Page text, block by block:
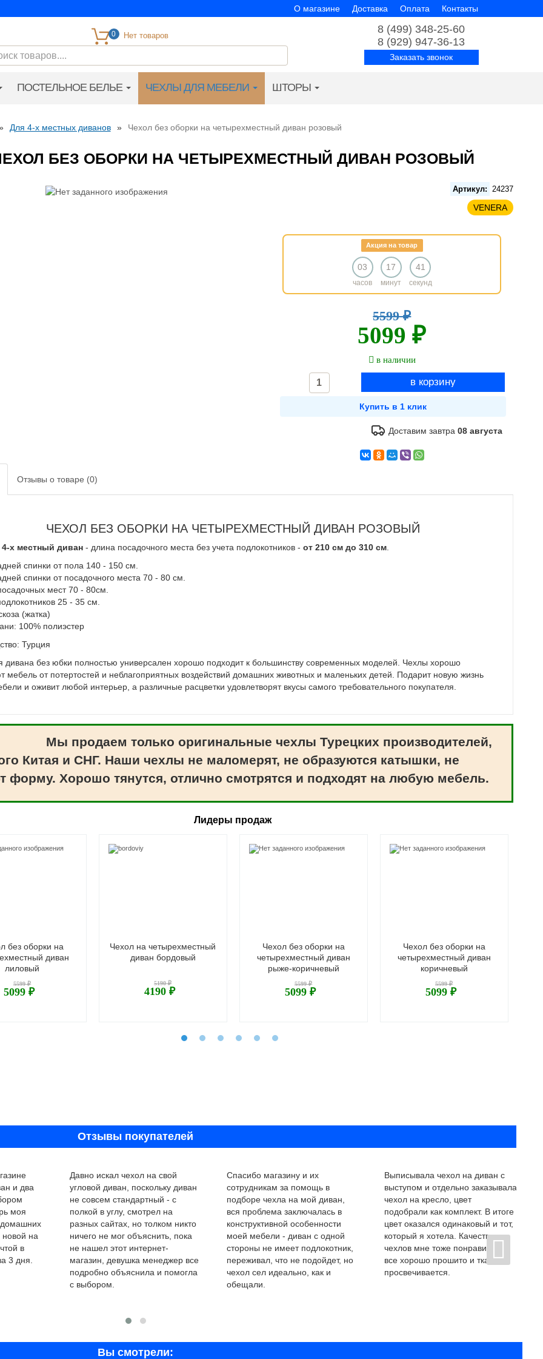
О магазине Доставка Оплата Контакты
0
8 (499) 348-25-60
8 (929) 947-36-13
Заказать звонок
ПОСТЕЛЬНОЕ БЕЛЬЕ ЧЕХЛЫ ДЛЯ МЕБЕЛИ ШТОРЫ
Для 4-х местных диванов » Чехол без оборки на четырехместный диван розовый
БЕЗ ОБОРКИ НА ЧЕТЫРЕХМЕСТНЫЙ ДИВАН РОЗОВЫЙ
Артикул: 24237
VENERA
Акция на товар
03
часов
17
минут
40
секунд
5599 ₽
5099 ₽
в наличии
Доставим завтра08 августа
Отзывы о товаре (0)
ЧЕХОЛ БЕЗ ОБОРКИ НА ЧЕТЫРЕХМЕСТНЫЙ ДИВАН РОЗОВЫЙ
4-х местный диван- длина посадочного места без учета подлокотников - от 210 см до 310 см.
спинки от пола 140 - 150 см.
спинки от посадочного места 70 - 80 см.
мест 70 - 80см.
25 - 35 см.
(жатка)
100% полиэстер
Турция
дивана без юбки полностью универсален хорошо подходит к большинству современных моделей. Чехлы хорошо
от потертостей и неблагоприятных воздействий домашних животных и маленьких детей. Подарит новую жизнь
и оживит любой интерьер, а различные расцветки удовлетворят вкусы самого требовательного покупателя.
Мы продаем только оригинальные чехлы Турецких производителей,
Китая и СНГ. Наши чехлы не маломерят, не образуются катышки, не
форму. Хорошо тянутся, отлично смотрятся и подходят на любую мебель.
Лидеры продаж
без оборки на
диван
лиловый
5599 ₽
5099 ₽
Чехол на четырехместный
диван бордовый
5190 ₽
4190 ₽
Чехол без оборки на
четырехместный диван
рыже-коричневый
5599 ₽
5099 ₽
Чехол без оборки на
четырехместный диван
коричневый
5599 ₽
5099 ₽
Отзывы покупателей
и два
моя
новой на
в
3 дня.
Давно искал чехол на свой
угловой диван, поскольку диван
не совсем стандартный - с
полкой в углу, смотрел на
разных сайтах, но толком никто
ничего не мог объяснить, пока
не нашел этот интернет-
магазин, девушка менеджер все
подробно объяснила и помогла
с выбором.
Спасибо магазину и их
сотрудникам за помощь в
подборе чехла на мой диван,
вся проблема заключалась в
конструктивной особенности
моей мебели - диван с одной
стороны не имеет подлокотник,
переживал, что не подойдет, но
чехол сел идеально, как и
обещали.
Выписывала чехол на диван с
выступом и отдельно заказывала
чехол на кресло, цвет
подобрали как комплект. В итоге
цвет оказался одинаковый и тот,
который я хотела. Качество
чехлов мне тоже понравилось,
все хорошо прошито и ткань не
просвечивается.
Вы смотрели: